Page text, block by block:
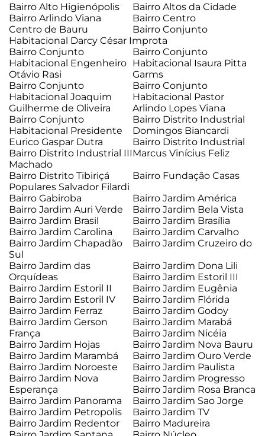
Bairro Alto Higienópolis
Bairro Altos da Cidade
Bairro Arlindo Viana
Bairro Centro
Centro de Bauru
Bairro Conjunto
Habitacional Darcy César Improta
Bairro Conjunto
Habitacional Engenheiro
Otávio Rasi
Bairro Conjunto
Habitacional Isaura Pitta
Garms
Bairro Conjunto
Habitacional Joaquim
Guilherme de Oliveira
Bairro Conjunto
Habitacional Pastor
Arlindo Lopes Viana
Bairro Conjunto
Habitacional Presidente
Eurico Gaspar Dutra
Bairro Distrito Industrial
Domingos Biancardi
Bairro Distrito Industrial III
Bairro Distrito Industrial
Marcus Vinícius Feliz
Machado
Bairro Distrito Tibiriçá
Bairro Fundação Casas
Populares Salvador Filardi
Bairro Gabiroba
Bairro Jardim América
Bairro Jardim Auri Verde
Bairro Jardim Bela Vista
Bairro Jardim Brasil
Bairro Jardim Brasília
Bairro Jardim Carolina
Bairro Jardim Carvalho
Bairro Jardim Chapadão
Bairro Jardim Cruzeiro do
Sul
Bairro Jardim das
Orquídeas
Bairro Jardim Dona Lili
Bairro Jardim Estoril II
Bairro Jardim Estoril III
Bairro Jardim Estoril IV
Bairro Jardim Eugênia
Bairro Jardim Ferraz
Bairro Jardim Flórida
Bairro Jardim Gerson
França
Bairro Jardim Godoy
Bairro Jardim Hojas
Bairro Jardim Marabá
Bairro Jardim Marambá
Bairro Jardim Nicéia
Bairro Jardim Noroeste
Bairro Jardim Nova Bauru
Bairro Jardim Nova
Esperança
Bairro Jardim Ouro Verde
Bairro Jardim Panorama
Bairro Jardim Paulista
Bairro Jardim Petropolis
Bairro Jardim Progresso
Bairro Jardim Redentor
Bairro Jardim Rosa Branca
Bairro Jardim Sao Jorge
Bairro Jardim TV
Bairro Madureira